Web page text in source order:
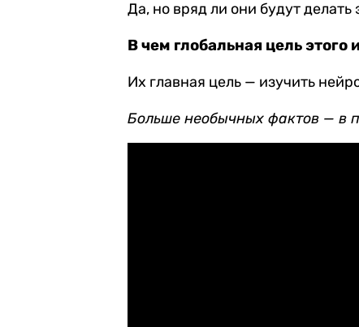
Да, но вряд ли они будут делать
В чем глобальная цель этого
Их главная цель — изучить
Больше необычных фактов — в